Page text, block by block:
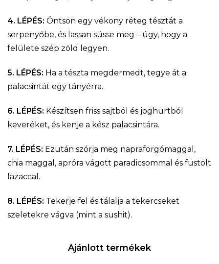
4. LÉPÉS: Öntsön egy vékony réteg tésztát a
serpenyőbe, és lassan süsse meg – úgy, hogy a
felülete szép zöld legyen.
5. LÉPÉS: Ha a tészta megdermedt, tegye át a
palacsintát egy tányérra.
6. LÉPÉS: Készítsen friss sajtból és joghurtból
keveréket, és kenje a kész palacsintára.
7. LÉPÉS: Ezután szórja meg napraforgómaggal,
chia maggal, apróra vágott paradicsommal és füstölt
lazaccal.
8. LÉPÉS: Tekerje fel és tálalja a tekercseket
szeletekre vágva (mint a sushit).
Ajánlott termékek